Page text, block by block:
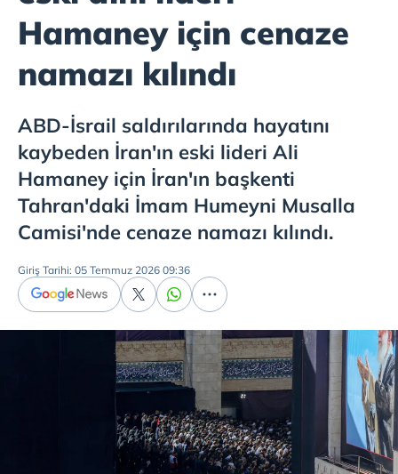
Hamaney için cenaze
namazı kılındı
ABD-İsrail saldırılarında hayatını
kaybeden İran'ın eski lideri Ali
Hamaney için İran'ın başkenti
Tahran'daki İmam Humeyni Musalla
Camisi'nde cenaze namazı kılındı.
Giriş Tarihi: 05 Temmuz 2026 09:36